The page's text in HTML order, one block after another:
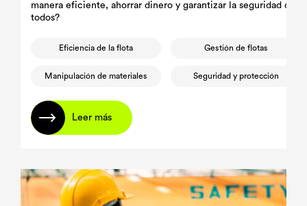
manera eficiente, ahorrar dinero y garantizar la seguridad de
todos?
Eficiencia de la flota Gestión de flotas
Manipulación de materiales Seguridad y protección
Leer más